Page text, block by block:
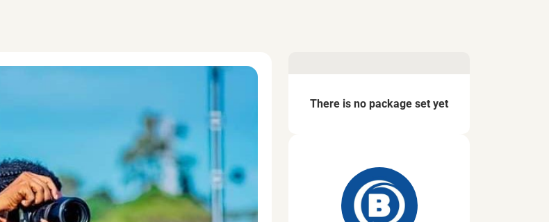
There is no package set yet